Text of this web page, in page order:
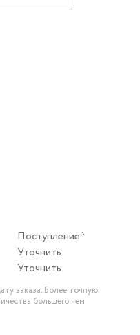
Поступление*
Уточнить
Уточнить
заказа. Более точную
большего чем